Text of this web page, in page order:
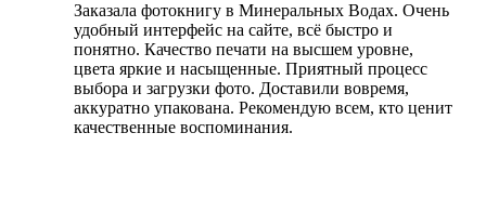
Заказала фотокнигу в Минеральных Водах. Очень
удобный интерфейс на сайте, всё быстро и
понятно. Качество печати на высшем уровне,
цвета яркие и насыщенные. Приятный процесс
выбора и загрузки фото. Доставили вовремя,
аккуратно упакована. Рекомендую всем, кто ценит
качественные воспоминания.